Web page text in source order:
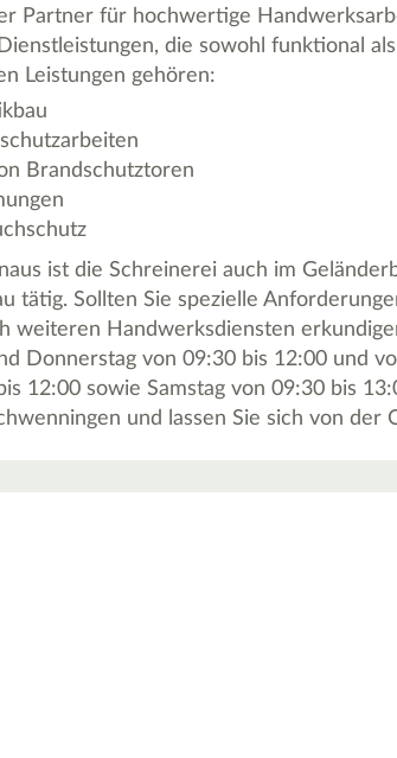
Partner für hochwertige
die sowohl funktional
Leistungen gehören:
Brandschutztoren
ist die Schreinerei auch im
tätig. Sollten Sie spezielle
weiteren Handwerksdiensten
Donnerstag von 09:30 bis 12:00 und
12:00 sowie Samstag von 09:30 bis
und lassen Sie sich von der